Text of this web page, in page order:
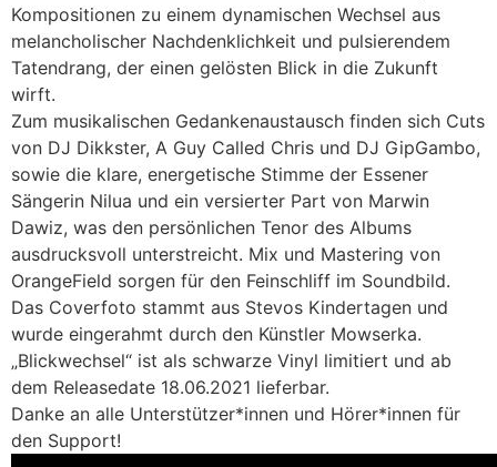
Kompositionen zu einem dynamischen Wechsel aus
melancholischer Nachdenklichkeit und pulsierendem
Tatendrang, der einen gelösten Blick in die Zukunft
wirft.
Zum musikalischen Gedankenaustausch finden sich Cuts
von DJ Dikkster, A Guy Called Chris und DJ GipGambo,
sowie die klare, energetische Stimme der Essener
Sängerin Nilua und ein versierter Part von Marwin
Dawiz, was den persönlichen Tenor des Albums
ausdrucksvoll unterstreicht. Mix und Mastering von
OrangeField sorgen für den Feinschliff im Soundbild.
Das Coverfoto stammt aus Stevos Kindertagen und
wurde eingerahmt durch den Künstler Mowserka.
„Blickwechsel“ ist als schwarze Vinyl limitiert und ab
dem Releasedate 18.06.2021 lieferbar.
Danke an alle Unterstützer*innen und Hörer*innen für
den Support!